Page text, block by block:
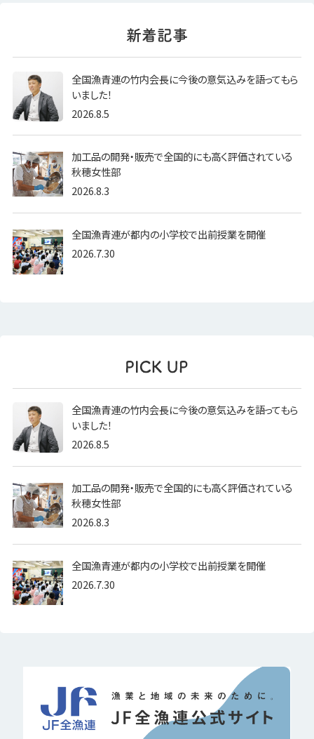
全国漁青連の竹内会長に今後の意気込みを語ってもら
いました！
2026.8.5
加工品の開発・販売で全国的にも高く評価されている
秋穂女性部
2026.8.3
全国漁青連が都内の小学校で出前授業を開催
2026.7.30
全国漁青連の竹内会長に今後の意気込みを語ってもら
いました！
2026.8.5
加工品の開発・販売で全国的にも高く評価されている
秋穂女性部
2026.8.3
全国漁青連が都内の小学校で出前授業を開催
2026.7.30